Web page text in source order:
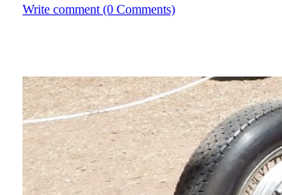
Write comment (0 Comments)